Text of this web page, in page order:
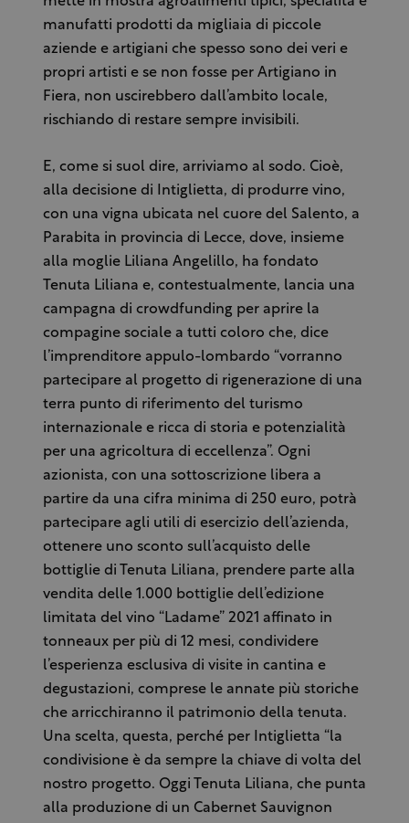
manufatti prodotti da migliaia di piccole
aziende e artigiani che spesso sono dei veri e
propri artisti e se non fosse per Artigiano in
Fiera, non uscirebbero dall’ambito locale,
rischiando di restare sempre invisibili.
E, come si suol dire, arriviamo al sodo. Cioè,
alla decisione di Intiglietta, di produrre vino,
con una vigna ubicata nel cuore del Salento, a
Parabita in provincia di Lecce, dove, insieme
alla moglie Liliana Angelillo, ha fondato
Tenuta Liliana e, contestualmente, lancia una
campagna di crowdfunding per aprire la
compagine sociale a tutti coloro che, dice
l’imprenditore appulo-lombardo “vorranno
partecipare al progetto di rigenerazione di una
terra punto di riferimento del turismo
internazionale e ricca di storia e potenzialità
per una agricoltura di eccellenza”. Ogni
azionista, con una sottoscrizione libera a
partire da una cifra minima di 250 euro, potrà
partecipare agli utili di esercizio dell’azienda,
ottenere uno sconto sull’acquisto delle
bottiglie di Tenuta Liliana, prendere parte alla
vendita delle 1.000 bottiglie dell’edizione
limitata del vino “Ladame” 2021 affinato in
tonneaux per più di 12 mesi, condividere
l’esperienza esclusiva di visite in cantina e
degustazioni, comprese le annate più storiche
che arricchiranno il patrimonio della tenuta.
Una scelta, questa, perché per Intiglietta “la
condivisione è da sempre la chiave di volta del
nostro progetto. Oggi Tenuta Liliana, che punta
alla produzione di un Cabernet Sauvignon